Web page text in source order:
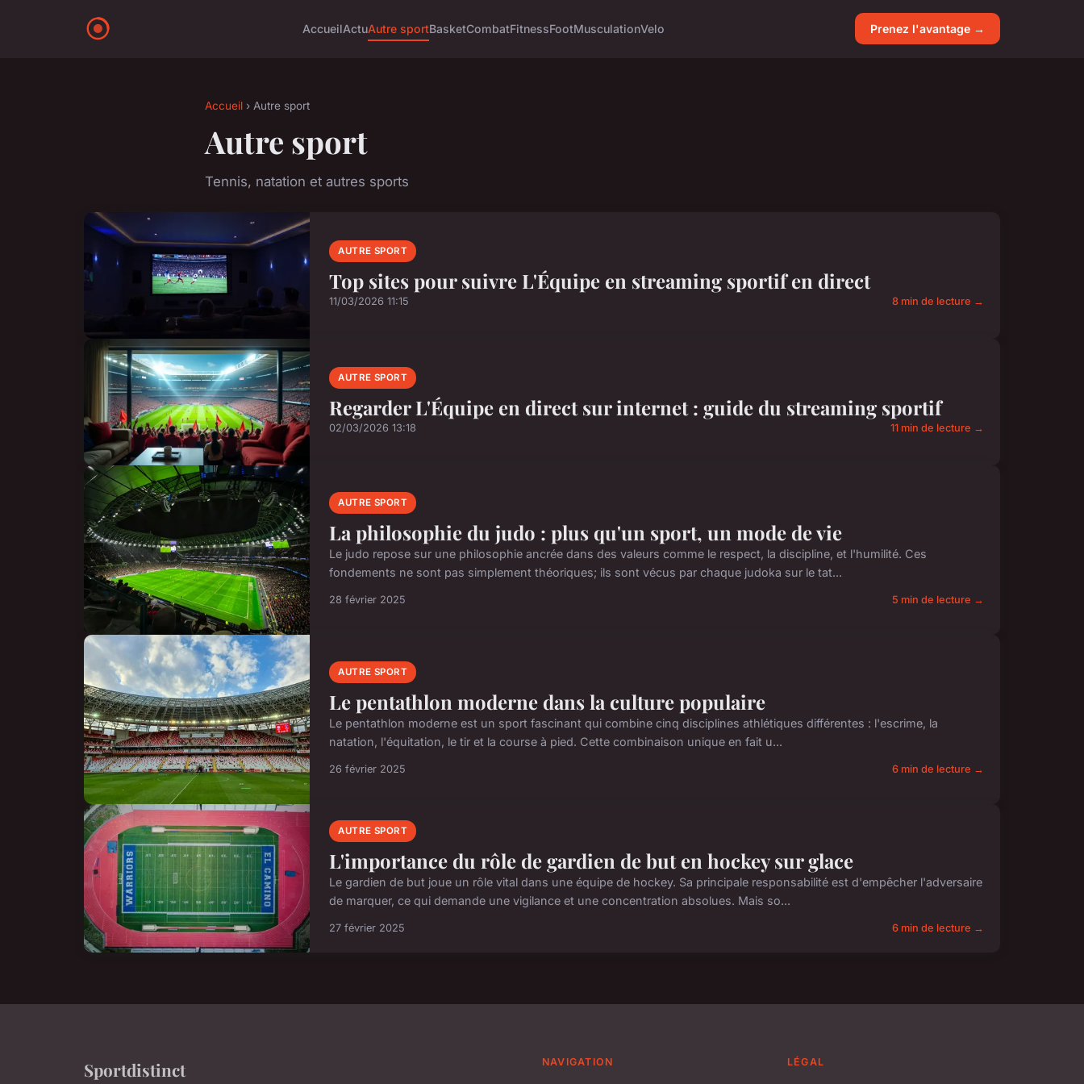
AccueilActuAutre sportBasketCombatFitnessFootMusculationVelo Prenez l'avantage →
Accueil › Autre sport
Autre sport
Tennis, natation et autres sports
AUTRE SPORT
Top sites pour suivre L'Équipe en streaming sportif en direct
11/03/2026 11:15 8 min de lecture →
AUTRE SPORT
Regarder L'Équipe en direct sur internet : guide du streaming sportif
02/03/2026 13:18 11 min de lecture →
AUTRE SPORT
La philosophie du judo : plus qu'un sport, un mode de vie
Le judo repose sur une philosophie ancrée dans des valeurs comme le respect, la discipline, et l'humilité. Ces
fondements ne sont pas simplement théoriques; ils sont vécus par chaque judoka sur le tat...
28 février 2025 5 min de lecture →
AUTRE SPORT
Le pentathlon moderne dans la culture populaire
Le pentathlon moderne est un sport fascinant qui combine cinq disciplines athlétiques différentes : l'escrime, la
natation, l'équitation, le tir et la course à pied. Cette combinaison unique en fait u...
26 février 2025 6 min de lecture →
AUTRE SPORT
L'importance du rôle de gardien de but en hockey sur glace
Le gardien de but joue un rôle vital dans une équipe de hockey. Sa principale responsabilité est d'empêcher l'adversaire
de marquer, ce qui demande une vigilance et une concentration absolues. Mais so...
27 février 2025 6 min de lecture →
Sportdistinct NAVIGATION LÉGAL